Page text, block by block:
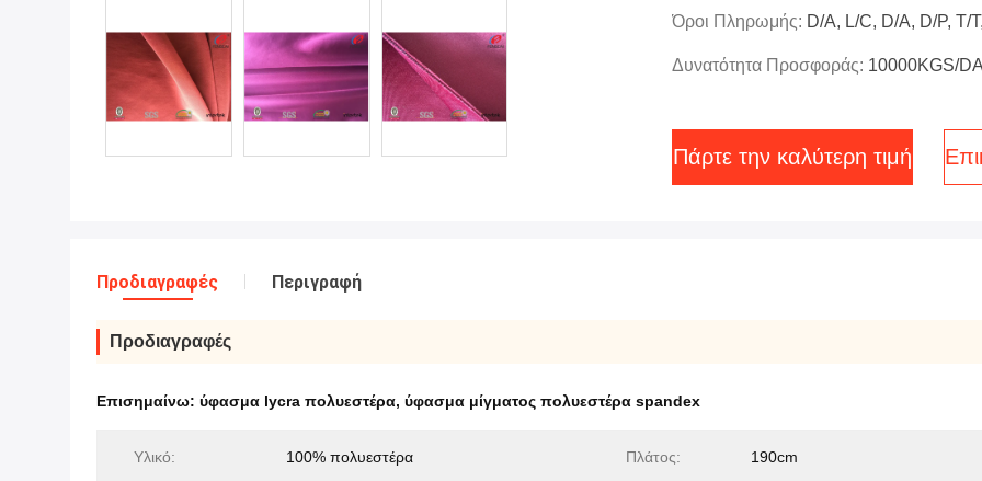
Όροι Πληρωμής: D/A, L/C, D/A, D/P, T/
Δυνατότητα Προσφοράς: 10000KGS/
Πάρτε την καλύτερη τιμή
Προδιαγραφές Περιγραφή
Προδιαγραφές
Επισημαίνω: ύφασμα lycra πολυεστέρα, ύφασμα μίγματος πολυεστέρα spandex
Υλικό: 100% πολυεστέρα Πλάτος: 190cm